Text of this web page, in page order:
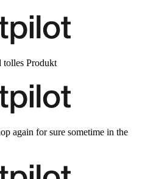
tolles Produkt
again for sure sometime in the